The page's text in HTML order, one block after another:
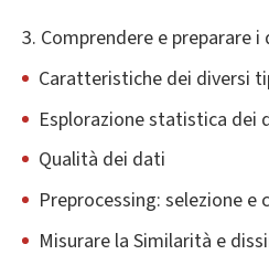
3. Comprendere e preparare i
Caratteristiche dei diversi
Esplorazione statistica dei
Qualità dei dati
Preprocessing: selezione
Misurare la Similarità e